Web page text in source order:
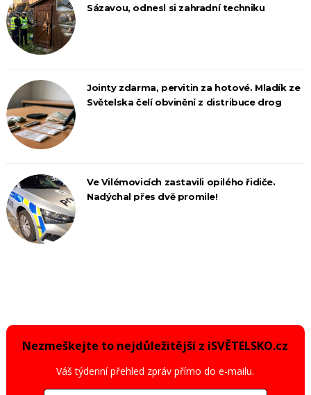
Sázavou, odnesl si zahradní techniku
Jointy zdarma, pervitin za hotové. Mladík ze
Světelska čelí obvinění z distribuce drog
Ve Vilémovicích zastavili opilého řidiče.
Nadýchal přes dvě promile!
Nezmeškejte to nejdůležitější z iSVĚTELSKO.cz
Váš týdenní přehled zpráv přímo do e-mailu.